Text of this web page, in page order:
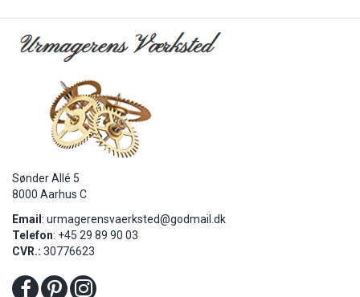
Sønder Allé 5
8000 Aarhus C
Email : urmagerensvaerksted@godmail.dk
Telefon: +45 29 89 90 03
CVR.: 30776623